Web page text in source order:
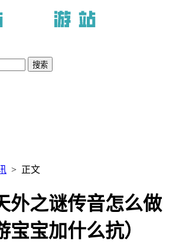
> 正文
外之谜传音怎么做
宝宝加什么抗）